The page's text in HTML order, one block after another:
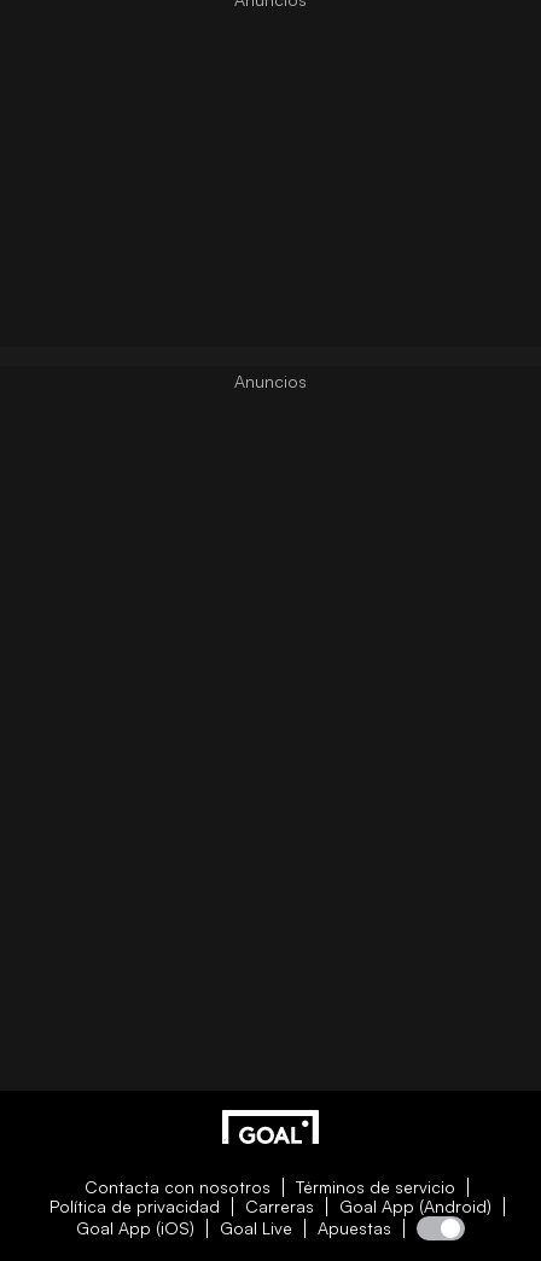
Contacta con nosotros
Términos de servicio
Política de privacidad
Carreras
Goal App (Android)
Goal App (iOS)
Goal Live Apuestas